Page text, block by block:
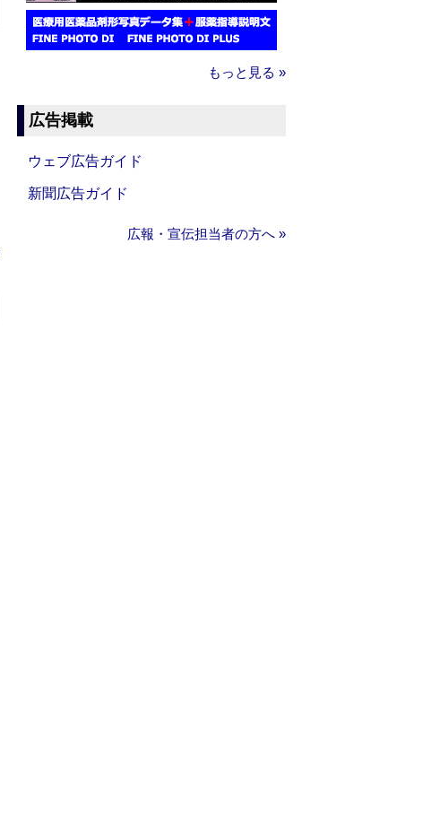
もっと見る »
広告掲載
ウェブ広告ガイド
新聞広告ガイド
広報・宣伝担当者の方へ »